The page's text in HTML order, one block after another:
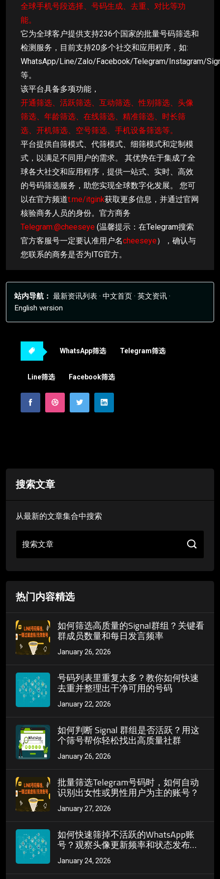
全球手机号段选择、号码生成、去重、对比等功
能。
它为全球客户提供支持236个国家的批量号码筛选和
检测服务，目前支持20多个社交和应用程序，如:
WhatsApp/Line/Zalo/Facebook/Telegram/Instagram/
等。
该平台具备多项功能，
开通筛选、活跃筛选、互动筛选、性别筛选、头像
筛选、年龄筛选、在线筛选、精准筛选、时长筛
选、开机筛选、空号筛选、手机设备筛选等。
平台提供自筛模式、代筛模式、细筛模式和定制模
式，以满足不同用户的需求。 其优势在于集成了全
球各大社交和应用程序，提供一站式、实时、高效
的号码筛选服务，助您实现全球数字化发展。 您可
以在官方频道t.me/itgink获取更多信息，并通过官网
核验商务人员的身份。官方商务
Telegram:@cheeseye (温馨提示：在Telegram搜索
官方客服号一定要认准用户名cheeseye），确认与
您联系的商务是否为ITG官方。
站内导航： 最新资讯列表 · 中文首页 · 英文资讯 ·
English version
WhatsApp筛选 Telegram筛选
Line筛选 Facebook筛选
搜索文章
从最新的文章集合中搜索
搜索文章
热门内容精选
如何筛选高质量的Signal群组？关键看
群成员数量和每日发言频率
January 26, 2026
号码列表里重复太多？教你如何快速
去重并整理出干净可用的号码
January 22, 2026
如何判断 Signal 群组是否活跃？用这
个筛号帮你轻松找出高质量社群
January 26, 2026
批量筛选Telegram号码时，如何自动
识别出女性或男性用户为主的账号？
January 27, 2026
如何快速筛掉不活跃的WhatsApp账
号？观察头像更新频率和状态发布习
惯
January 24, 2026